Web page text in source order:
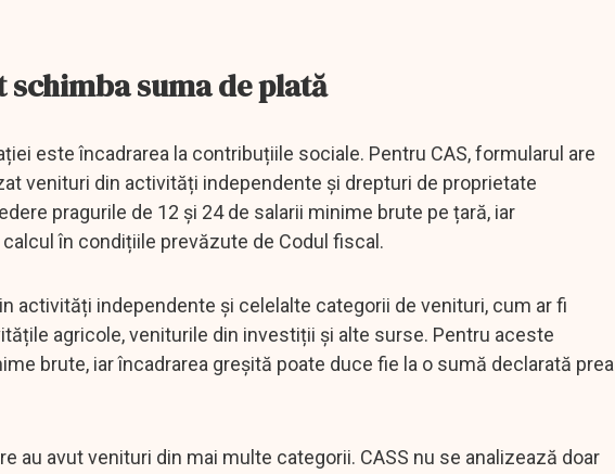
schimba suma de plată
este încadrarea la contribuțiile sociale. Pentru CAS, formularul are
venituri din activități independente și drepturi de proprietate
pragurile de 12 și 24 de salarii minime brute pe țară, iar
în condițiile prevăzute de Codul fiscal.
activități independente și celelalte categorii de venituri, cum ar fi
agricole, veniturile din investiții și alte surse. Pentru aceste
brute, iar încadrarea greșită poate duce fie la o sumă declarată prea
au avut venituri din mai multe categorii. CASS nu se analizează doar